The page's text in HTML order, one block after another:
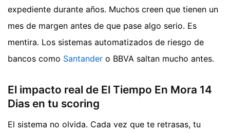
expediente durante años. Muchos creen que tienen un
mes de margen antes de que pase algo serio. Es
mentira. Los sistemas automatizados de riesgo de
bancos como Santander o BBVA saltan mucho antes.
El impacto real de El Tiempo En Mora 14
Dias en tu scoring
El sistema no olvida. Cada vez que te retrasas, tu